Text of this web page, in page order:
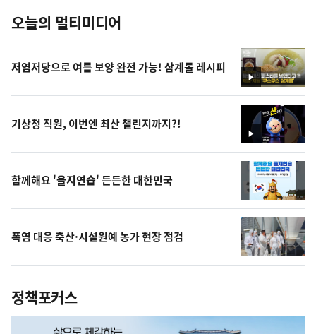
오늘의 멀티미디어
영
상
저염저당으로 여름 보양 완전 가능! 삼계롤 레시피
영
상
기상청 직원, 이번엔 최산 챌린지까지?!
함께해요 '을지연습' 든든한 대한민국
폭염 대응 축산·시설원예 농가 현장 점검
정책포커스